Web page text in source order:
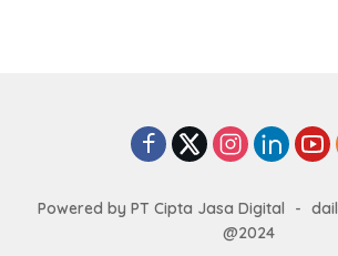
Powered by PT Cipta Jasa Digital -
@2024